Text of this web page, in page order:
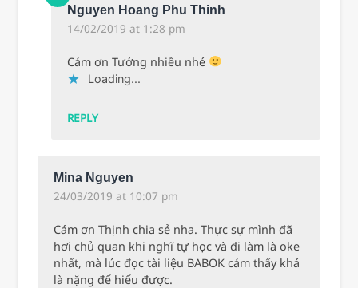
Nguyen Hoang Phu Thinh
14/02/2019 at 1:28 pm
Cảm ơn Tưởng nhiều nhé
Loading...
REPLY
Mina Nguyen
24/03/2019 at 10:07 pm
Cám ơn Thịnh chia sẻ nha. Thực sự mình đã
hơi chủ quan khi nghĩ tự học và đi làm là oke
nhất, mà lúc đọc tài liệu BABOK cảm thấy khá
là nặng để hiểu được.